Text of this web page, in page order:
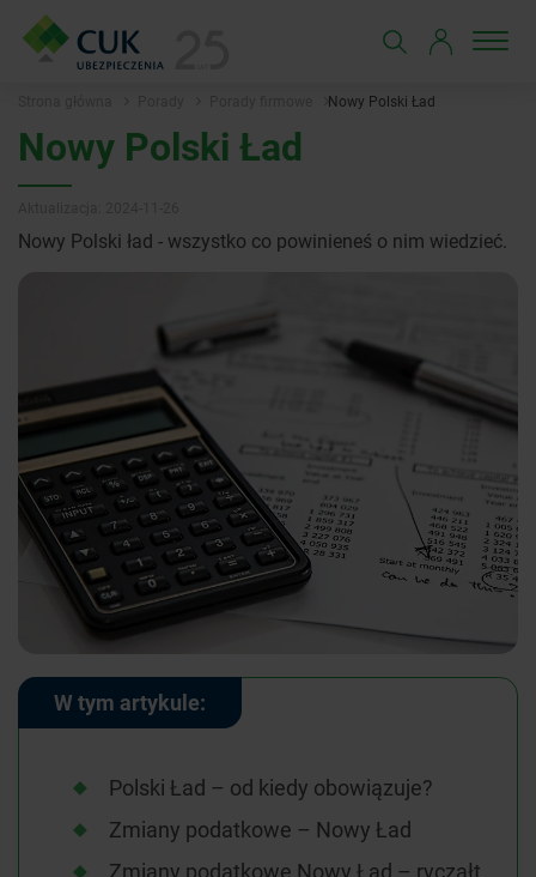
Nowy Polski Ład
Nowy Polski Ład
Nowy Polski ład - wszystko co powinieneś o nim wiedzieć.
W tym artykule:
Polski Ład – od kiedy obowiązuje?
Zmiany podatkowe – Nowy Ład